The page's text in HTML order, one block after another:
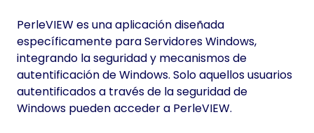
PerleVIEW es una aplicación diseñada
específicamente para Servidores Windows,
integrando la seguridad y mecanismos de
autentificación de Windows. Solo aquellos usuarios
autentificados a través de la seguridad de
Windows pueden acceder a PerleVIEW.